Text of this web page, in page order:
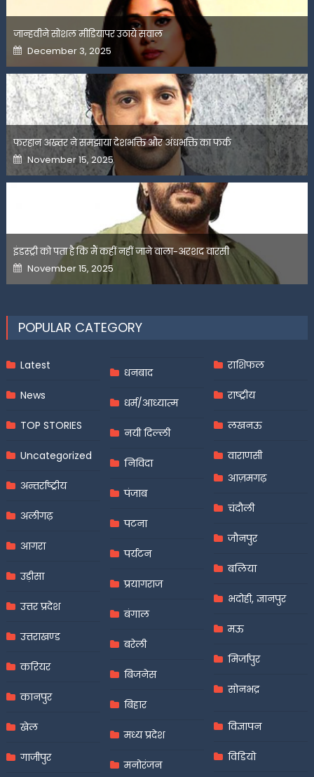
जान्हवीने सोशल मीडियापर उठाये सवाल
Posted
on
December 3, 2025
फरहान अख्तर ने समझाया देशभक्ति और अंधभक्ति का फर्क
Posted
on
November 15, 2025
इंडस्ट्री को पता है कि मैं कहीं नहीं जाने वाला-अरशद वारसी
Posted
on
November 15, 2025
POPULAR CATEGORY
Latest
News
TOP STORIES
Uncategorized
अन्तर्राष्ट्रीय
अलीगढ़
आगरा
उड़ीसा
उत्तर प्रदेश
उत्तराखण्ड
करियर
कानपुर
खेल
गाजीपुर
धनबाद
धर्म/आध्यात्म
नयी दिल्ली
निविदा
पंजाब
पटना
पर्यटन
प्रयागराज
बंगाल
बरेली
बिजनेस
बिहार
मध्य प्रदेश
मनोरंजन
राशिफल
राष्ट्रीय
लखनऊ
वाराणसी
आज़मगढ़
चंदौली
जौनपुर
बलिया
भदोही, ज्ञानपुर
मऊ
मिर्जापुर
सोनभद्र
विज्ञापन
विडियो